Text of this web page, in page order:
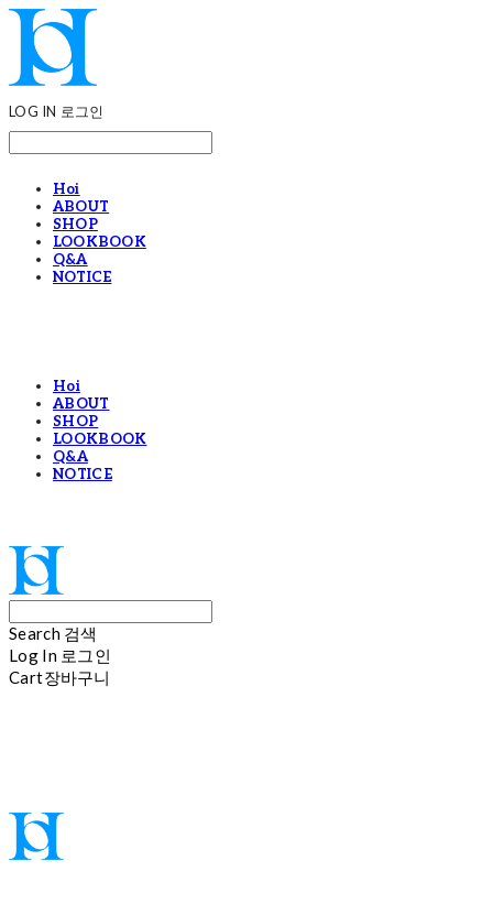
LOG IN 로그인
Hoi
ABOUT
SHOP
LOOKBOOK
Q&A
NOTICE
Hoi
ABOUT
SHOP
LOOKBOOK
Q&A
NOTICE
Search 검색
Log In 로그인
Cart장바구니